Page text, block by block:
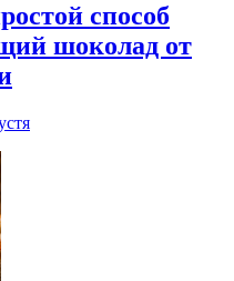
способ
шоколад от